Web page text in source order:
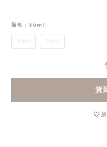
顏色 : 30ml
30ml 70ml
貨